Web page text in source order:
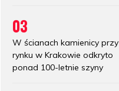
03
W ścianach kamienicy przy
rynku w Krakowie odkryto
ponad 100-letnie szyny